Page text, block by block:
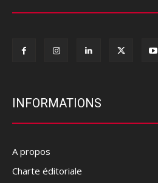
INFORMATIONS
A propos
Charte éditoriale